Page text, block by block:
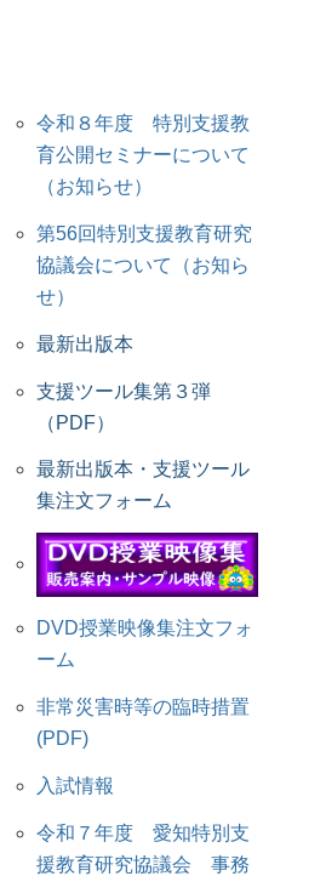
令和８年度 特別支援教
育公開セミナーについて
（お知らせ）
第56回特別支援教育研究
協議会について（お知ら
せ）
最新出版本
支援ツール集第３弾
（PDF）
最新出版本・支援ツール
集注文フォーム
DVD授業映像集注文フォ
ーム
非常災害時等の臨時措置
(PDF)
入試情報
令和７年度 愛知特別支
援教育研究協議会 事務